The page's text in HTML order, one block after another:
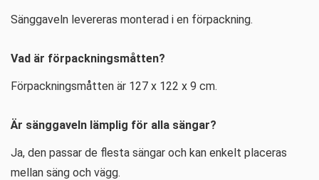
Sänggaveln levereras monterad i en förpackning.
Vad är förpackningsmåtten?
Förpackningsmåtten är 127 x 122 x 9 cm.
Är sänggaveln lämplig för alla sängar?
Ja, den passar de flesta sängar och kan enkelt placeras
mellan säng och vägg.